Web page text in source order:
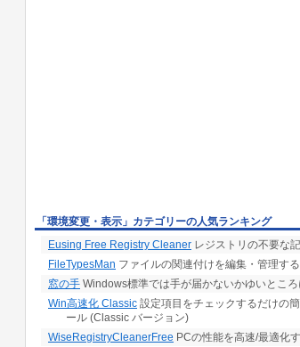
「環境変更・表示」カテゴリーの人気ランキング
Eusing Free Registry Cleaner レジストリの不要な
FileTypesMan ファイルの関連付けを編集・管理する
窓の手 Windows標準では手が届かないかゆいとこ
Win高速化 Classic 設定項目をチェックするだけの
ール (Classic バージョン)
WiseRegistryCleanerFree PCの性能を高速/最適化